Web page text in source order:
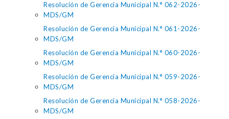
Resolución de Gerencia Municipal N.° 062-2026-
MDS/GM
Resolución de Gerencia Municipal N.° 061-2026-
MDS/GM
Resolución de Gerencia Municipal N.° 060-2026-
MDS/GM
Resolución de Gerencia Municipal N.° 059-2026-
MDS/GM
Resolución de Gerencia Municipal N.° 058-2026-
MDS/GM